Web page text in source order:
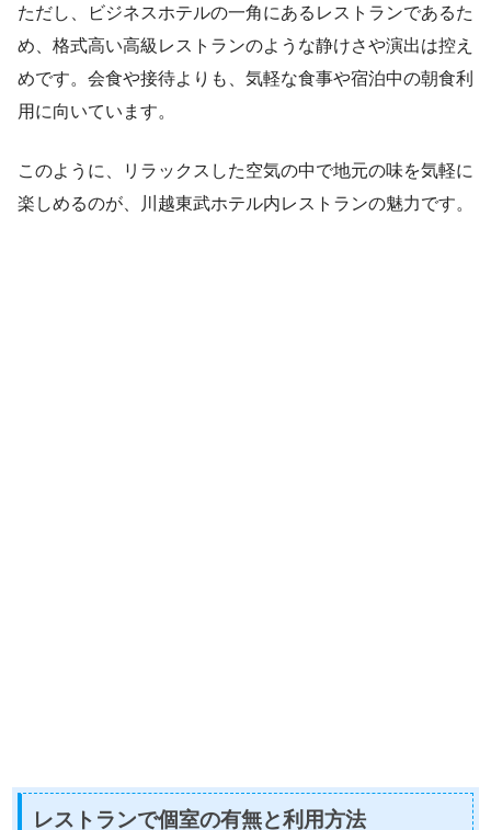
ただし、ビジネスホテルの一角にあるレストランであるた
め、格式高い高級レストランのような静けさや演出は控え
めです。会食や接待よりも、気軽な食事や宿泊中の朝食利
用に向いています。
このように、リラックスした空気の中で地元の味を気軽に
楽しめるのが、川越東武ホテル内レストランの魅力です。
レストランで個室の有無と利用方法